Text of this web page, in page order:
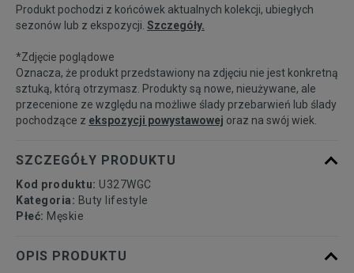
41,5 26 cm Powiadom o dostępności
42 26,5 cm
42,5 27 cm Powiadom o dostępności
44 28 cm
Produkt pochodzi z końcówek aktualnych kolekcji, ubiegłych
sezonów lub z ekspozycji. Szczegóły.
*Zdjęcie poglądowe
Oznacza, że produkt przedstawiony na zdjęciu nie jest konkretną
sztuką, którą otrzymasz. Produkty są nowe, nieużywane, ale
przecenione ze względu na możliwe ślady przebarwień lub ślady
pochodzące z ekspozycji powystawowej oraz na swój wiek.
SZCZEGÓŁY PRODUKTU
Kod produktu: U327WGC
Kategoria: Buty lifestyle
Płeć: Męskie
OPIS PRODUKTU